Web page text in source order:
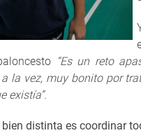
“Es un reto
la vez, muy bonito por
existía”.
distinta es coordinar